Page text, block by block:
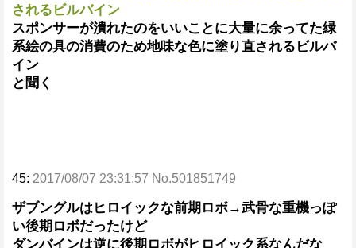
されるビルバイン
スポンサーが潰れたのをいいことに大量に余ってた緑
系絵の具の消費のため地味な色に塗り直されるビルバ
イン
と聞く
45: 2017/08/07 23:31:57 No.501851749
ザブングルはヒロイックな前期ロボ→武骨な重機っぽ
い後期ロボだったけど
ダンバインは逆に後期ロボがヒロイック系なんだな